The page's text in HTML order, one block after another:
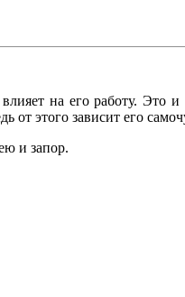
на его работу.
этого зависит его
и запор.